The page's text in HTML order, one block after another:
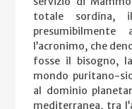
totale sordina,
l’acronimo, che
fosse il bisogno,
mondo puritano-
al dominio
mediterranea, tra